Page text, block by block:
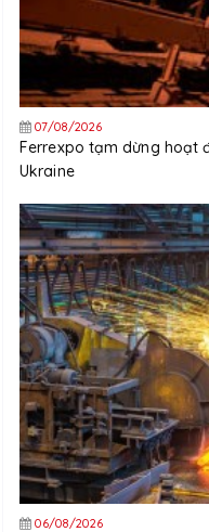
07/08/2026
Ferrexpo tạm dừng hoạt
Ukraine
06/08/2026